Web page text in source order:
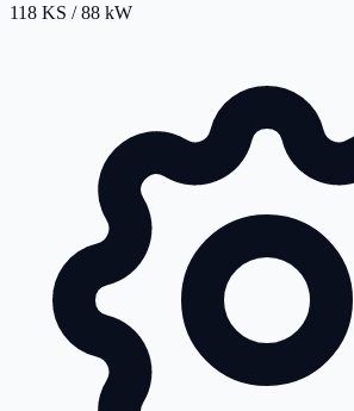
118 KS / 88 kW